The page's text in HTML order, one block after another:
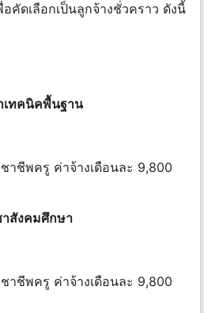
คัดเลือกเป็นลูกจ้างชั่วคราว ดังนี้
เทคนิคพื้นฐาน
ชีพครู ค่าจ้างเดือนละ 9,800
สังคมศึกษา
ชีพครู ค่าจ้างเดือนละ 9,800